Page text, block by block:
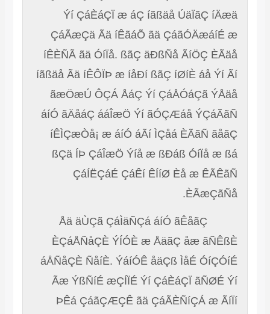
Ýí ÇáÈáÇÏ æ áÇ íãßäå ÚäÏãÇ íÄæä
ÇáÃæÇä Ãä íÊãáÕ ãä ÇáãÓÄæáíÉ æ
íÊÈÑÃ ãä ÓíÏå. ßãÇ äÐßÑå ÃíÖÇ ÈÃäå
íãßäå Ãä íÊÔÏÞ æ íåÐí ßãÇ íØíÈ áå Ýí Ãí
ãæÖæÚ ÔÇÁ ÅáÇ Ýí ÇáÅÓáÇã ÝÅäå
áíÓ ãÄåáÇ ááÎæÖ Ýí ãÓÇÆáå ÝÇáÃãÑ
íÊÌÇæÒå¡ æ áíÓ áÃí ÌÇåá ÈÃãÑ ãåãÇ
ßÇä ÍÞ ÇáÎæÖ Ýíå æ ßÐáß ÓíÏå æ ßá
ÇáÍËÇáÉ ÇáÊí ÊÍíØ Èå æ ÊÃÊãÑ
ÈÃæÇãÑå.
Åä äÙÇã ÇáÌäÑÇá áíÓ ãÊåãÇ
ÈÇáÅÑåÇÈ ÝÍÓÈ æ ÅäãÇ åæ ãÑÊßÈ
áÅÑåÇÈ ÑåíÈ. ÝáíÓÊ åäÇß ÌåÉ ÓíÇÓíÉ
Ãæ ÝßÑíÉ æÇÍÏÉ Ýí ÇáÈáÇÏ ãÑØÉ Ýí
ÞÊá ÇáãÇÆÇÊ ãä ÇáÃÈÑíÇÁ æ ÃíÏí